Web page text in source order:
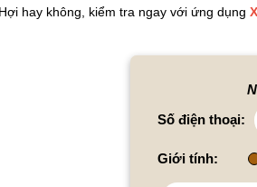
hay không, kiểm tra ngay với ứng dụng
Số điện thoại:
Giới tính: